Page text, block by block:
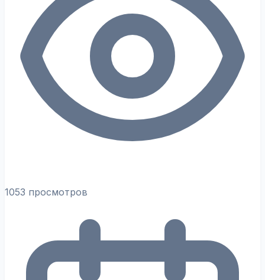
1053 просмотров